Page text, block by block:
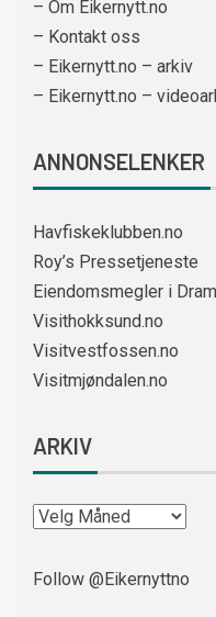
– Om Eikernytt.no
– Kontakt oss
– Eikernytt.no – arkiv
– Eikernytt.no –
ANNONSELENKER
Havfiskeklubben.no
Roy’s Pressetjeneste
Eiendomsmegler i
Visithokksund.no
Visitvestfossen.no
Visitmjøndalen.no
ARKIV
Follow @Eikernyttno